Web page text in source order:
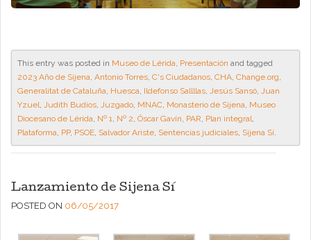
This entry was posted in Museo de Lérida, Presentación and tagged
2023 Año de Sijena, Antonio Torres, C's Ciudadanos, CHA, Change.org,
Generalitat de Cataluña, Huesca, Ildefonso Sallllas, Jesús Sansó, Juan
Yzuel, Judith Budios, Juzgado, MNAC, Monasterio de Sijena, Museo
Diocesano de Lérida, Nº 1, Nº 2, Óscar Gavín, PAR, Plan integral,
Plataforma, PP, PSOE, Salvador Ariste, Sentencias judiciales, Sijena Sí.
Lanzamiento de Sijena Sí
POSTED ON 06/05/2017